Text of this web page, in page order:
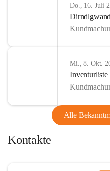
Do., 16. Juli
Mi., 8. Okt.
Inventurliste
Alle
Kontakte